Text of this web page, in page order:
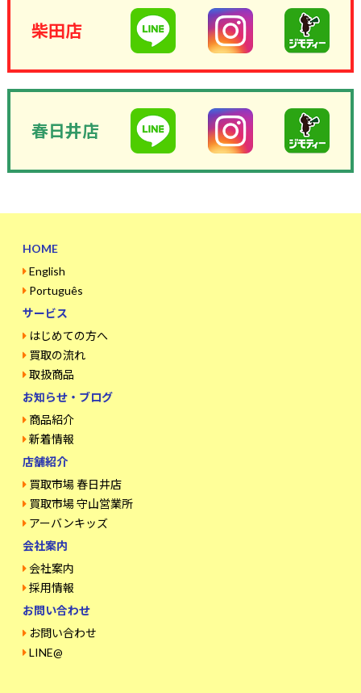
柴田店
春日井店
HOME
English
Português
サービス
はじめての方へ
買取の流れ
取扱商品
お知らせ・ブログ
商品紹介
新着情報
店舗紹介
買取市場 春日井店
買取市場 守山営業所
アーバンキッズ
会社案内
会社案内
採用情報
お問い合わせ
お問い合わせ
LINE@